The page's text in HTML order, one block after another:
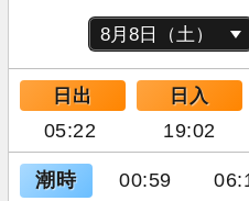
日出 日入
05:22 19:02
潮時 00:59